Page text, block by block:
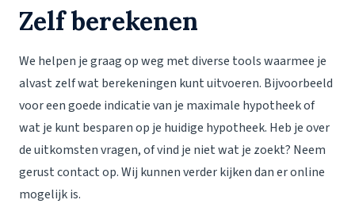
Zelf berekenen
We helpen je graag op weg met diverse tools waarmee je
alvast zelf wat berekeningen kunt uitvoeren. Bijvoorbeeld
voor een goede indicatie van je maximale hypotheek of
wat je kunt besparen op je huidige hypotheek. Heb je over
de uitkomsten vragen, of vind je niet wat je zoekt? Neem
gerust contact op. Wij kunnen verder kijken dan er online
mogelijk is.